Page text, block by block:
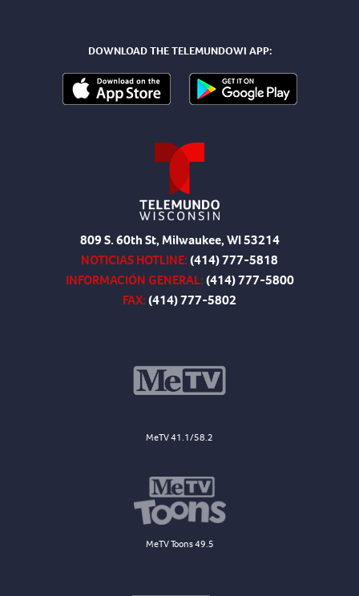
DOWNLOAD THE TELEMUNDOWI APP:
809 S. 60th St, Milwaukee, WI 53214
NOTICIAS HOTLINE:(414) 777-5818
INFORMACIÓN GENERAL:(414) 777-5800
FAX:(414) 777-5802
MeTV 41.1/58.2
MeTV Toons 49.5